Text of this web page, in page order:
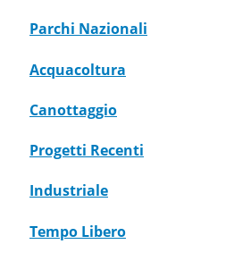
Parchi Nazionali
Acquacoltura
Canottaggio
Progetti Recenti
Industriale
Tempo Libero